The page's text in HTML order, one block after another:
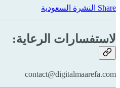
Share النشرة السعودية
لاستفسارات الرعاية:
contact@digitalmaarefa.com